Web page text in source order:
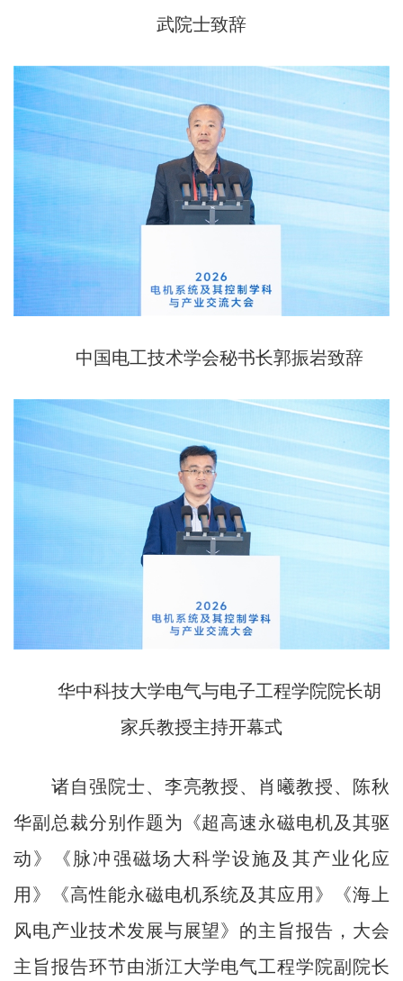
武院士致辞
中国电工技术学会秘书长郭振岩致辞
华中科技大学电气与电子工程学院院长胡
家兵教授主持开幕式
诸自强院士、李亮教授、肖曦教授、陈秋
华副总裁分别作题为《超高速永磁电机及其驱
动》《脉冲强磁场大科学设施及其产业化应
用》《高性能永磁电机系统及其应用》《海上
风电产业技术发展与展望》的主旨报告，大会
主旨报告环节由浙江大学电气工程学院副院长